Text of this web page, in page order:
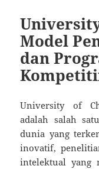
Model
dan
University of
adalah salah
dunia yang
inovatif,
intelektual yang